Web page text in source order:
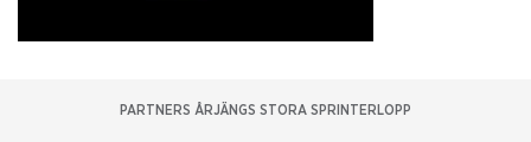
PARTNERS ÅRJÄNGS STORA SPRINTERLOPP